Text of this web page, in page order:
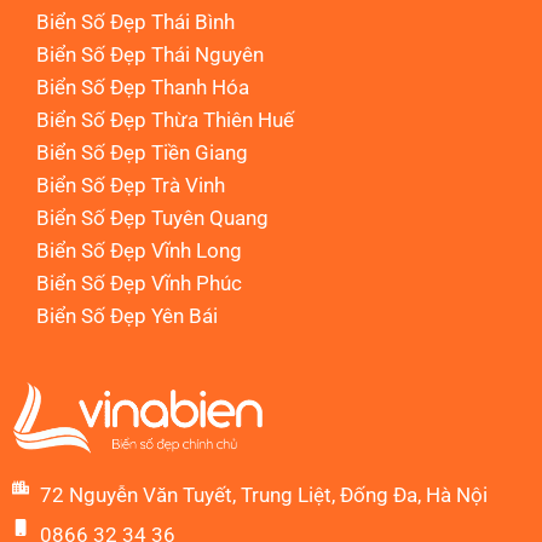
Biển Số Đẹp Thái Bình
Biển Số Đẹp Thái Nguyên
Biển Số Đẹp Thanh Hóa
Biển Số Đẹp Thừa Thiên Huế
Biển Số Đẹp Tiền Giang
Biển Số Đẹp Trà Vinh
Biển Số Đẹp Tuyên Quang
Biển Số Đẹp Vĩnh Long
Biển Số Đẹp Vĩnh Phúc
Biển Số Đẹp Yên Bái
72 Nguyễn Văn Tuyết, Trung Liệt, Đống Đa, Hà Nội
0866 32 34 36